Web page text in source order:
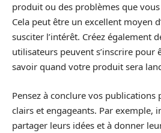
produit ou des problèmes que
Cela peut être un excellent moyen
susciter l’intérêt. Créez également
utilisateurs peuvent s’inscrire pour
savoir quand votre produit sera
Pensez à conclure vos publications
clairs et engageants. Par exemple,
partager leurs idées et à donner